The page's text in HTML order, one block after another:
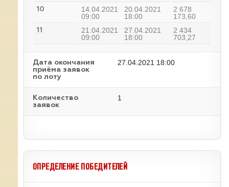
10
14.04.2021
09:00
20.04.2021
18:00
2 678
173,60
11
21.04.2021
09:00
27.04.2021
18:00
2 434
703,27
Дата окончания
приёма заявок
по лоту
27.04.2021 18:00
Количество
заявок
1
ОПРЕДЕЛЕНИЕ ПОБЕДИТЕЛЕЙ